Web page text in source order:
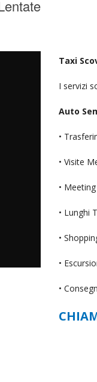
Taxi
I servizi
Auto
•
• Visite
•
• Lunghi
•
•
•